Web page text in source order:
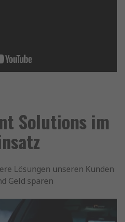
Solutions im
Lösungen unseren Kunden
Geld sparen